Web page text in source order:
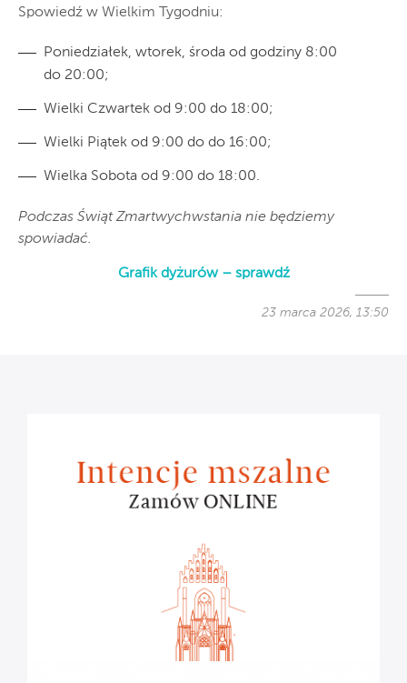
Spowiedź w Wielkim Tygodniu:
Poniedziałek, wtorek, środa od godziny 8:00
do 20:00;
Wielki Czwartek od 9:00 do 18:00;
Wielki Piątek od 9:00 do do 16:00;
Wielka Sobota od 9:00 do 18:00.
Podczas Świąt Zmartwychwstania nie będziemy
spowiadać.
Grafik dyżurów – sprawdź
23 marca 2026, 13:50